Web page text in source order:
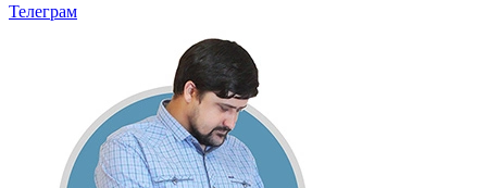
Телеграм